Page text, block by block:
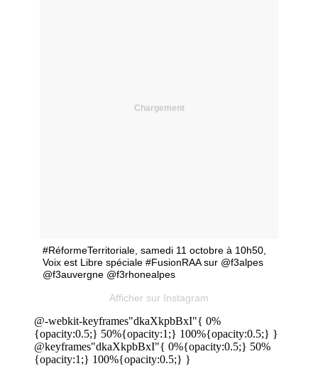
Chargement
#RéformeTerritoriale, samedi 11 octobre à 10h50,
Voix est Libre spéciale #FusionRAA sur @f3alpes
@f3auvergne @f3rhonealpes
Afficher sur Instagram
@-webkit-keyframes"dkaXkpbBxI"{ 0%
{opacity:0.5;} 50%{opacity:1;} 100%{opacity:0.5;} }
@keyframes"dkaXkpbBxI"{ 0%{opacity:0.5;} 50%
{opacity:1;} 100%{opacity:0.5;} }